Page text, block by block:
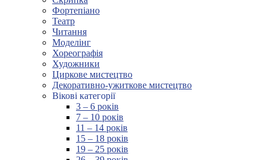
Фортепіано
Театр
Читання
Моделінг
Хореографія
Художники
Циркове мистецтво
Декоративно-ужиткове мистецтво
Вікові категорії
3 – 6 років
7 – 10 років
11 – 14 років
15 – 18 років
19 – 25 років